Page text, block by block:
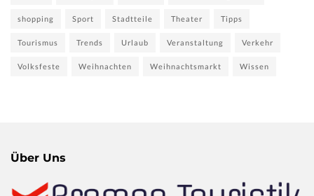
shopping Sport Stadtteile Theater Tipps
Tourismus Trends Urlaub Veranstaltung Verkehr
Volksfeste Weihnachten Weihnachtsmarkt Wissen
Über Uns